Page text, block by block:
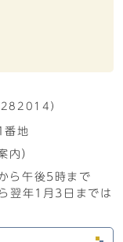
）
地
内）
ら午後5時まで
翌年1月3日までは